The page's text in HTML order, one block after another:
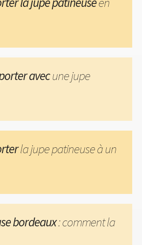
avecune jupe
la jupe patineuse à un
bordeaux: comment la